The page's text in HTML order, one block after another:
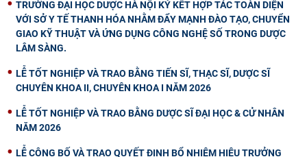
TRƯỜNG ĐẠI HỌC DƯỢC HÀ NỘI KÝ KẾT HỢP TÁC TOÀN DIỆN
VỚI SỞ Y TẾ THANH HÓA NHẰM ĐẨY MẠNH ĐÀO TẠO, CHUYỂN
GIAO KỸ THUẬT VÀ ỨNG DỤNG CÔNG NGHỆ SỐ TRONG DƯỢC
LÂM SÀNG.
LỄ TỐT NGHIỆP VÀ TRAO BẰNG TIẾN SĨ, THẠC SĨ, DƯỢC SĨ
CHUYÊN KHOA II, CHUYÊN KHOA I NĂM 2026
LỄ TỐT NGHIỆP VÀ TRAO BẰNG DƯỢC SĨ ĐẠI HỌC & CỬ NHÂN
NĂM 2026
LỄ CÔNG BỐ VÀ TRAO QUYẾT ĐỊNH BỔ NHIỆM HIỆU TRƯỞNG